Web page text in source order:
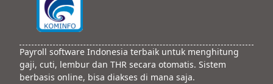
Payroll software Indonesia terbaik untuk menghitung
gaji, cuti, lembur dan THR secara otomatis. Sistem
berbasis online, bisa diakses di mana saja.